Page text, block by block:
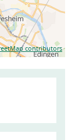
contributors